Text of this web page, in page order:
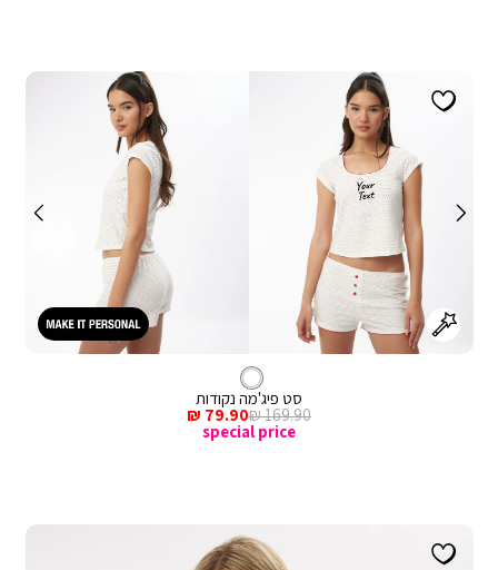
צבע
לבן
סט פיג'מה נקודות
מחיר
מכירה
79.90 ₪
מחיר
רגיל
169.90 ₪
special price